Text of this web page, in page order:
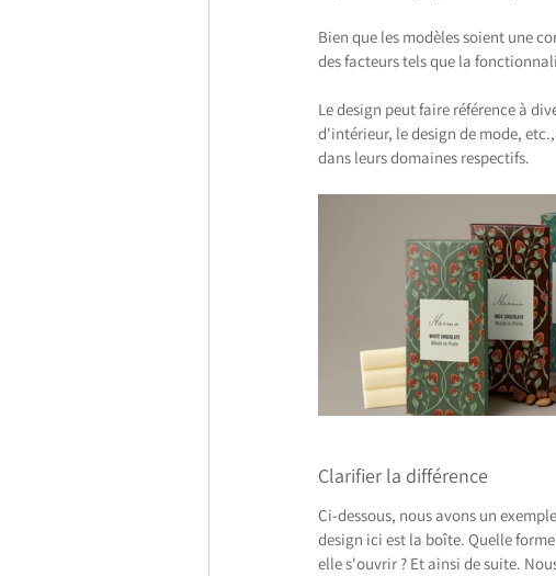
Bien que les modèles soient une
des facteurs tels que la
Le design peut faire référence à
d'intérieur, le design de mode,
dans leurs domaines respectifs.
Clarifier la différence
Ci-dessous, nous avons un
design ici est la boîte. Quelle
elle s'ouvrir ? Et ainsi de suite.